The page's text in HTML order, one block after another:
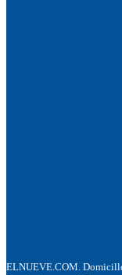
ELNUEVE.COM.